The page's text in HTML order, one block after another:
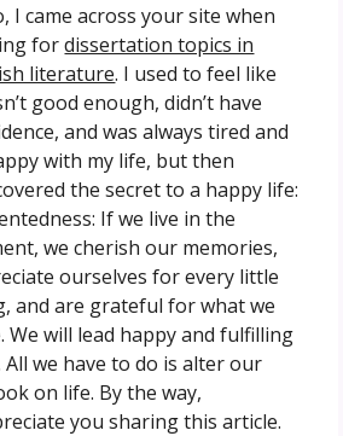
I came across your site when
fordissertation topics in
literature. I used to feel like
good enough, didn’t have
and was always tired and
with my life, but then
the secret to a happy life:
If we live in the
we cherish our memories,
ourselves for every little
and are grateful for what we
We will lead happy and fulfilling
All we have to do is alter our
on life. By the way,
you sharing this article.